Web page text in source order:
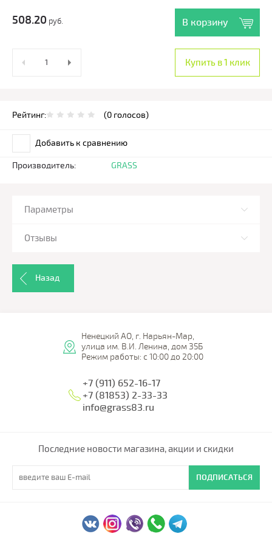
508.20 руб. В корзину
Купить в 1 клик
Рейтинг: (0 голосов)
Добавить к сравнению
Производитель: GRASS
Параметры
Отзывы
Назад
Ненецкий АО, г. Нарьян-Мар,
улица им. В.И. Ленина, дом 35Б
Режим работы: с 10:00 до 20:00
+7 (911) 652-16-17
+7 (81853) 2-33-33
info@grass83.ru
Последние новости магазина, акции и скидки
ПОДПИСАТЬСЯ